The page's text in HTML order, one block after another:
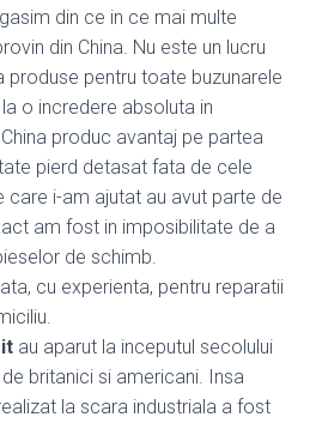
din ce in ce mai multe
din China. Nu este un lucru
pentru toate buzunarele
o incredere absoluta in
produc avantaj pe partea
pierd detasat fata de cele
care i-am ajutat au avut parte de
am fost in imposibilitate de a
de schimb.
cu experienta, pentru reparatii
au aparut la inceputul secolului
britanici si americani. Insa
la scara industriala a fost